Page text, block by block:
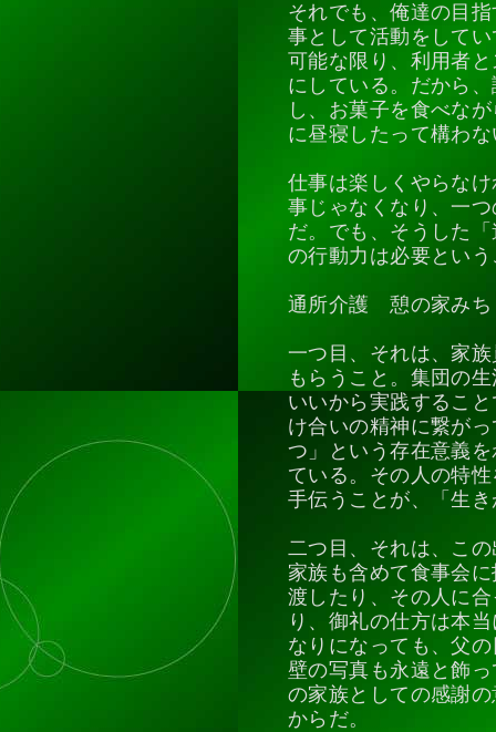
それでも、俺達の目
事として活動をして
可能な限り、利用者
にしている。だから
し、お菓子を食べな
に昼寝したって構わ
仕事は楽しくやらな
事じゃなくなり、一
だ。でも、そうした
の行動力は必要とい
通所介護 憩の家み
一つ目、それは、家
もらうこと。集団の
いいから実践するこ
け合いの精神に繋が
つ」という存在意義
ている。その人の特
手伝うことが、「生
二つ目、それは、こ
家族も含めて食事会
渡したり、その人に
り、御礼の仕方は本
なりになっても、父
壁の写真も永遠と飾
の家族としての感謝
からだ。